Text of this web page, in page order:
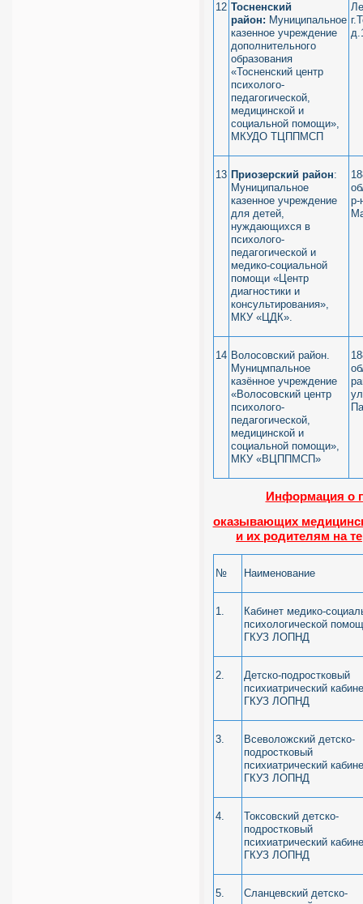
12 Тосненский
район: Муниципальное
казенное учреждение
дополнительного
образования
«Тосненский центр
психолого-
педагогической,
медицинской и
социальной помощи»,
МКУДО ТЦППМСП
13 Приозерский район:
Муниципальное
казенное учреждение
для детей,
нуждающихся в
психолого-
педагогической и
медико-социальной
помощи «Центр
диагностики и
консультирования»,
МКУ «ЦДК».
р-
14 Волосовский район.
Муницмпальное
казённое учреждение
«Волосовский центр
психолого-
педагогической,
медицинской и
социальной помощи»,
МКУ «ВЦППМСП»
Информация о
оказывающих
и их родителям на
№ Наименование
1.
Кабинет медико-
психологической
ГКУЗ ЛОПНД
2.
Детско-подростковый
психиатрический
ГКУЗ ЛОПНД
3.
Всеволожский детско-
подростковый
психиатрический
ГКУЗ ЛОПНД
4.
Токсовский детско-
подростковый
психиатрический
ГКУЗ ЛОПНД
5.
Сланцевский детско-